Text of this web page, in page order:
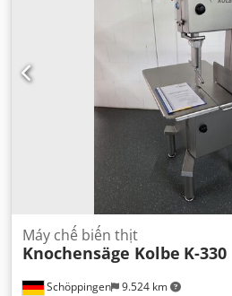
Schöppingen 9.524 km
Máy chế biến thịt
Knochensäge Kolbe K-330